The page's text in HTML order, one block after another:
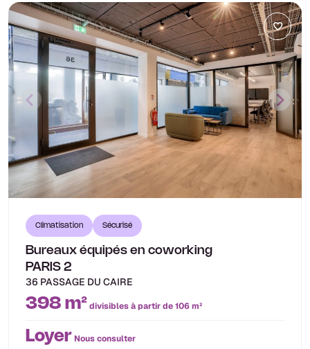
Climatisation Sécurisé
Bureaux équipés en coworking
PARIS 2
36 PASSAGE DU CAIRE
398 m²divisibles à partir de 106 m²
Loyer Nous consulter